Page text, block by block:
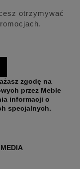
otrzymywać
zgodę na
przez Meble
specjalnych.